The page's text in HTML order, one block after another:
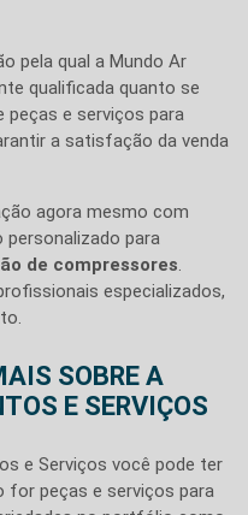
pela qual a Mundo Ar
qualificada quanto se
peças e serviços para
a satisfação da venda
agora mesmo com
personalizado para
de compressores.
especializados,
SOBRE A
E SERVIÇOS
e Serviços você pode ter
for peças e serviços para